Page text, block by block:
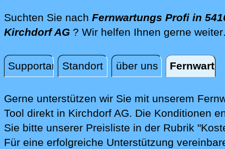
Kontakt
Suchten Sie nach Fernwartungs Profi in
Kirchdorf AG ? Wir helfen Ihnen gerne weiter
SupportanfrageStandort über uns
Fernwartung
Gerne unterstützen wir Sie mit unserem
Tool direkt in Kirchdorf AG. Die Konditionen
Sie bitte unserer Preisliste in der Rubrik
Für eine erfolgreiche Unterstützung